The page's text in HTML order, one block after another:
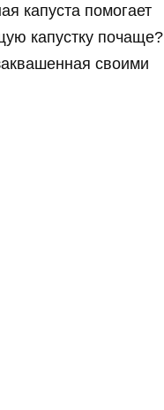
капуста помогает
капустку почаще?
своими